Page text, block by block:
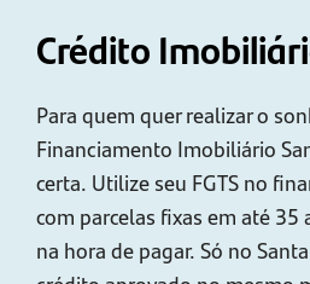
Crédito
Para quem quer realizar o
Financiamento Imobiliário
certa. Utilize seu FGTS no
com parcelas fixas em até 35
na hora de pagar. Só no